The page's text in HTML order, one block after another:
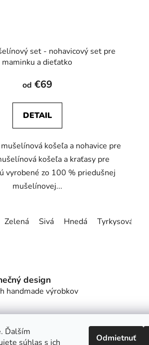
Ďalším
súhlas s ich
Odmietnuť
Béžová Bledoružová
set - nohavicový set pre
maminku a dieťatko
od €69
DETAIL
košeľa a nohavice pre
košeľa a kraťasy pre
vyrobené zo 100 % priedušnej
mušelínovej...
Zelená Sivá Hnedá Tyrkysová
á
d
c
design
handmade výrobkov